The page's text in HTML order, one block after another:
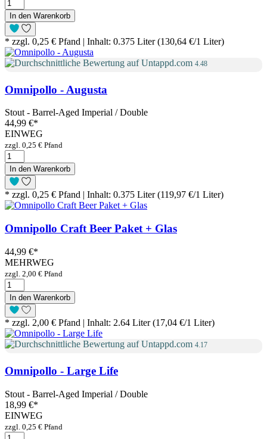
In den Warenkorb
* zzgl. 0,25 € Pfand | Inhalt: 0.375 Liter (130,64 €/1 Liter)
4.48
Omnipollo - Augusta
Stout - Barrel-Aged Imperial / Double
44,99 €*
EINWEG
zzgl. 0,25 € Pfand
In den Warenkorb
* zzgl. 0,25 € Pfand | Inhalt: 0.375 Liter (119,97 €/1 Liter)
Omnipollo Craft Beer Paket + Glas
44,99 €*
MEHRWEG
zzgl. 2,00 € Pfand
In den Warenkorb
* zzgl. 2,00 € Pfand | Inhalt: 2.64 Liter (17,04 €/1 Liter)
4.17
Omnipollo - Large Life
Stout - Barrel-Aged Imperial / Double
18,99 €*
EINWEG
zzgl. 0,25 € Pfand